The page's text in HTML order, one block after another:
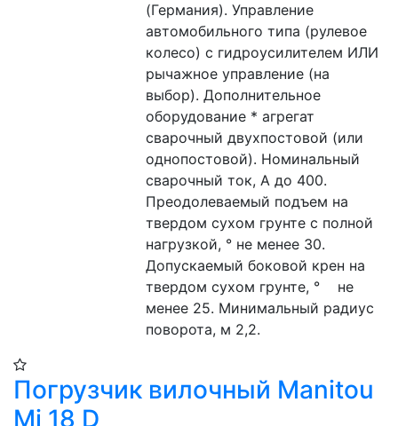
(Германия). Управление
автомобильного типа (рулевое
колесо) с гидроусилителем ИЛИ
рычажное управление (на
выбор). Дополнительное
оборудование * агрегат
сварочный двухпостовой (или
однопостовой). Номинальный
сварочный ток, А до 400.
Преодолеваемый подъем на
твердом сухом грунте с полной
нагрузкой, ° не менее 30.
Допускаемый боковой крен на
твердом сухом грунте, °    не
менее 25. Минимальный радиус
поворота, м 2,2.
Погрузчик вилочный Manitou
Mi 18 D